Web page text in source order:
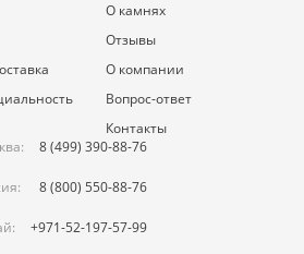
О камнях
Отзывы
О компании
Вопрос-ответ
Контакты
8 (499) 390-88-76
8 (800) 550-88-76
+971-52-197-57-99